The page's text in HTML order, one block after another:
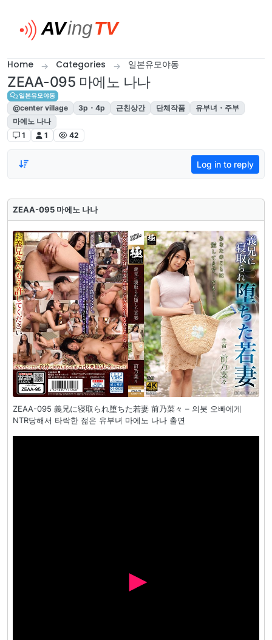
Home Categories 일본유모야동
ZEAA-095 마에노 나나
일본유모야동
@center village 3p・4p 근친상간 단체작품
유부녀・주부
마에노 나나
1
1 42
Log in to reply
ZEAA-095 마에노 나나
ZEAA-095 義兄に寝取られ堕ちた若妻 前乃菜々 – 의붓 오빠에게
NTR당해서 타락한 젊은 유부녀 마에노 나나 출연